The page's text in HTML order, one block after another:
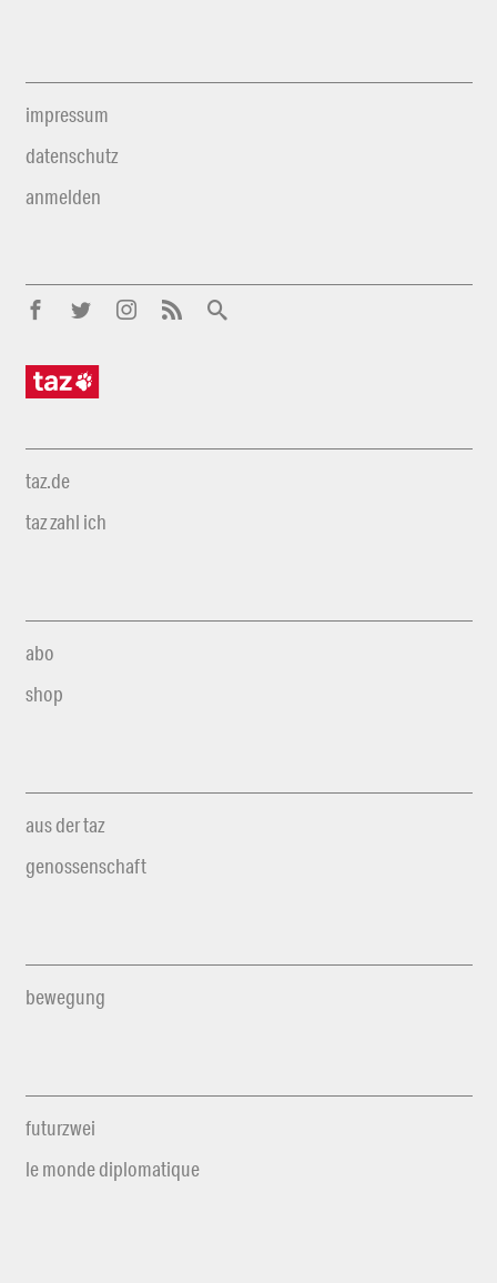
impressum
datenschutz
anmelden
taz.de
taz zahl ich
abo
shop
aus der taz
genossenschaft
bewegung
futurzwei
le monde diplomatique